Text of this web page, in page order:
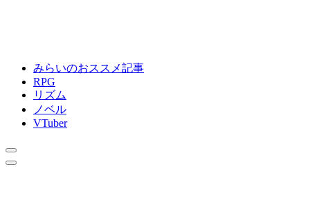
みらいのおススメ記事
RPG
リズム
ノベル
VTuber